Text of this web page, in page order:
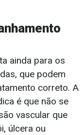
ainda para os
que podem
correto. A
é que não se
vascular que
úlcera ou